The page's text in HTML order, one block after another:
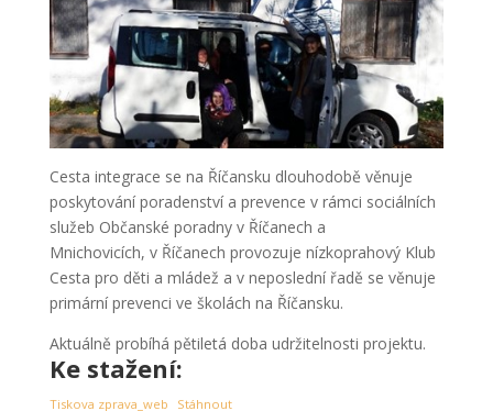
Cesta integrace se na Říčansku dlouhodobě věnuje
poskytování poradenství a prevence v rámci sociálních
služeb Občanské poradny v Říčanech a
Mnichovicích, v Říčanech provozuje nízkoprahový Klub
Cesta pro děti a mládež a v neposlední řadě se věnuje
primární prevenci ve školách na Říčansku.
Aktuálně probíhá pětiletá doba udržitelnosti projektu.
Ke stažení:
Tiskova zprava_web
Stáhnout